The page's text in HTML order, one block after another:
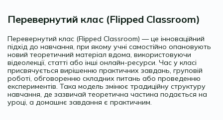
Перевернутий клас (Flipped Classroom)
Перевернутий клас (Flipped Classroom) — це інноваційний
підхід до навчання, при якому учні самостійно опановують
новий теоретичний матеріал вдома, використовуючи
відеолекції, статті або інші онлайн-ресурси. Час у класі
присвячується вирішенню практичних завдань, груповій
роботі, обговоренню складних питань або проведенню
експериментів. Така модель змінює традиційну структуру
навчання, де зазвичай теоретична частина подається на
уроці, а домашнє завдання є практичним.